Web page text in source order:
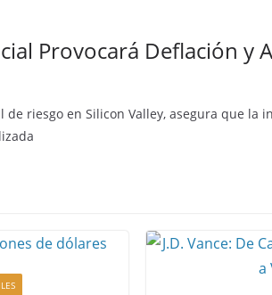
Provocará Deflación y
riesgo en Silicon Valley, asegura que la